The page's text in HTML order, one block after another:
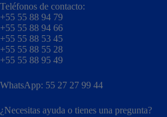
Teléfonos de contacto:
+55 55 88 94 79
+55 55 88 94 66
+55 55 88 53 45
+55 55 88 55 28
+55 55 88 95 49
WhatsApp: 55 27 27 99 44
¿Necesitas ayuda o tienes una pregunta?